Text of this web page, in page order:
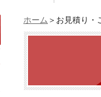
ホーム ＞お見積り・